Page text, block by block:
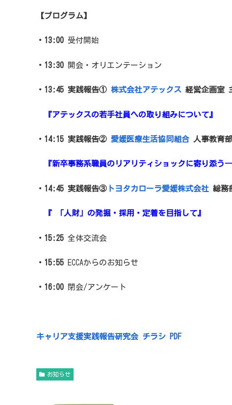
【プログラム】
・13:00 受付開始
・13:30 開会・オリエンテーション
・13:45 実践報告① 株式会社アテックス 経営企画室
『アテックスの若手社員への取り組みについて』
・14:15 実践報告② 愛媛医療生活協同組合 人事教育
『新卒事務系職員のリアリティショックに寄り添う
・14:45 実践報告③ トヨタカローラ愛媛株式会社 総務
『 「人財」の発掘・採用・定着を目指して』
・15:25 全体交流会
・15:55 ECCAからのお知らせ
・16:00 閉会/アンケート
キャリア支援実践報告研究会 チラシ PDF
お知らせ